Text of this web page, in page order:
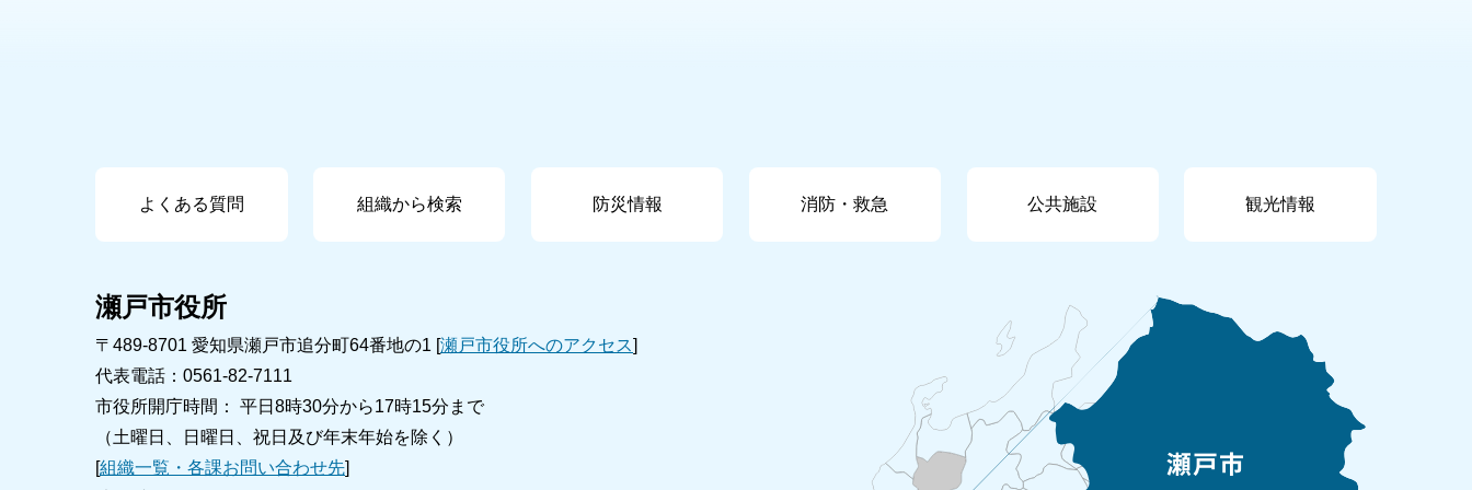
よくある質問 組織から検索 防災情報 消防・救急 公共施設 観光情報
瀬戸市役所
〒489-8701 愛知県瀬戸市追分町64番地の1 [瀬戸市役所へのアクセス]
代表電話：0561-82-7111
市役所開庁時間： 平日8時30分から17時15分まで
（土曜日、日曜日、祝日及び年末年始を除く）
[組織一覧・各課お問い合わせ先]